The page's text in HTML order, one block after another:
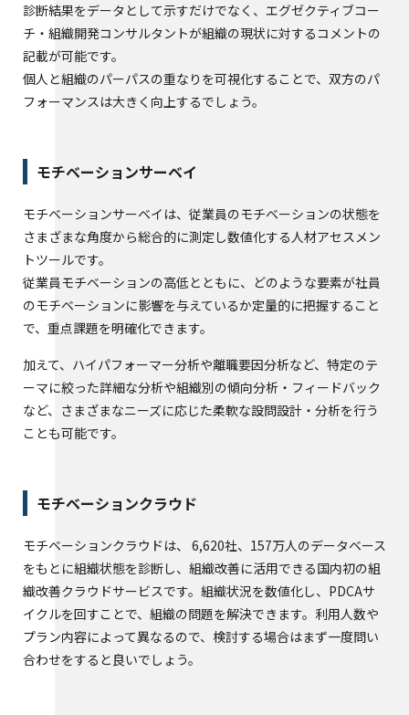
診断結果をデータとして示すだけでなく、エグゼクティブコー
チ・組織開発コンサルタントが組織の現状に対するコメントの
記載が可能です。
個人と組織のパーパスの重なりを可視化することで、双方のパ
フォーマンスは大きく向上するでしょう。
モチベーションサーベイ
モチベーションサーベイは、従業員のモチベーションの状態を
さまざまな角度から総合的に測定し数値化する人材アセスメン
トツールです。
従業員モチベーションの高低とともに、どのような要素が社員
のモチベーションに影響を与えているか定量的に把握すること
で、重点課題を明確化できます。
加えて、ハイパフォーマー分析や離職要因分析など、特定のテ
ーマに絞った詳細な分析や組織別の傾向分析・フィードバック
など、さまざまなニーズに応じた柔軟な設問設計・分析を行う
ことも可能です。
モチベーションクラウド
モチベーションクラウドは、 6,620社、157万人のデータベース
をもとに組織状態を診断し、組織改善に活用できる国内初の組
織改善クラウドサービスです。組織状況を数値化し、PDCAサ
イクルを回すことで、組織の問題を解決できます。利用人数や
プラン内容によって異なるので、検討する場合はまず一度問い
合わせをすると良いでしょう。